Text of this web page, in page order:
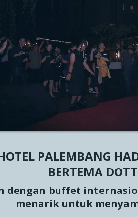
NEWS & VIEWS
PALEMBANG
BERTEMA
dengan buffet
menarik untuk